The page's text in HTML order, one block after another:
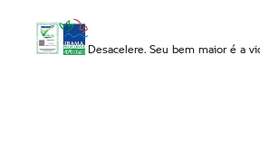
Desacelere. Seu bem maior é a